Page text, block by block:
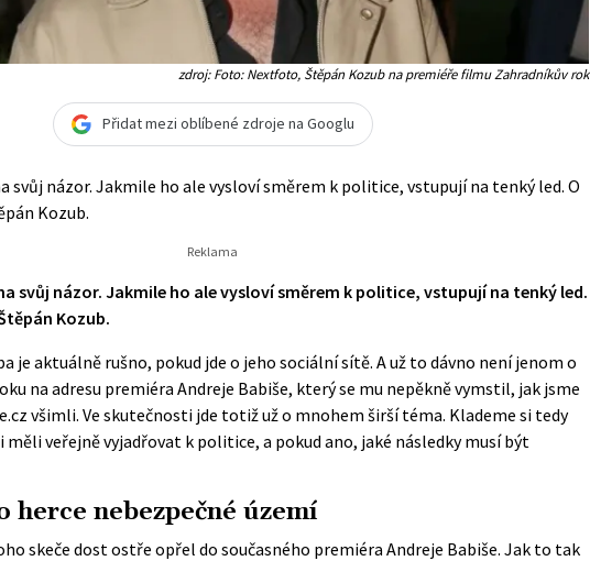
zdroj: Foto: Nextfoto, Štěpán Kozub na premiéře filmu Zahradníkův rok
Přidat mezi oblíbené zdroje na Googlu
svůj názor. Jakmile ho ale vysloví směrem k politice, vstupují na tenký led. O
Kozub.
svůj názor. Jakmile ho ale vysloví směrem k politice, vstupují na tenký led.
Kozub.
je aktuálně rušno, pokud jde o jeho sociální sítě. A už to dávno není jenom o
na adresu premiéra Andreje Babiše, který se mu nepěkně vymstil, jak jsme
všimli. Ve skutečnosti jde totiž už o mnohem širší téma. Klademe si tedy
měli veřejně vyjadřovat k politice, a pokud ano, jaké následky musí být
herce nebezpečné území
skeče dost ostře opřel do současného premiéra Andreje Babiše. Jak to tak